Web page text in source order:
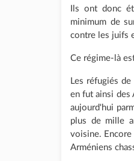
Ils ont donc
minimum de
contre les juifs
Ce régime-là
Les réfugiés
en fut ainsi des
aujourd'hui
plus de mille
voisine.
Arméniens